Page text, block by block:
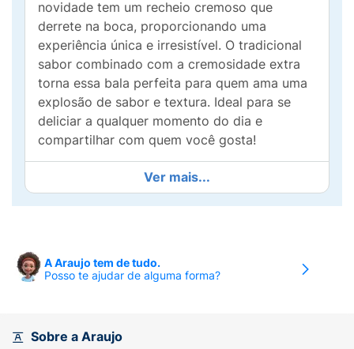
novidade tem um recheio cremoso que
derrete na boca, proporcionando uma
experiência única e irresistível. O tradicional
sabor combinado com a cremosidade extra
torna essa bala perfeita para quem ama uma
explosão de sabor e textura. Ideal para se
deliciar a qualquer momento do dia e
compartilhar com quem você gosta!
Ver mais...
A Araujo tem de tudo.
Posso te ajudar de alguma forma?
Sobre a Araujo